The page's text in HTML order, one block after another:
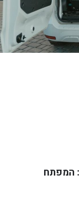
המפתח